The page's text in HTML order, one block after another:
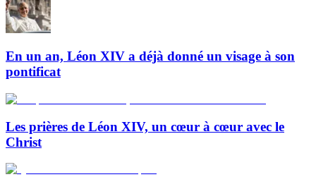
En un an, Léon XIV a déjà donné un visage à son
pontificat
Les prières de Léon XIV, un cœur à cœur avec le
Christ